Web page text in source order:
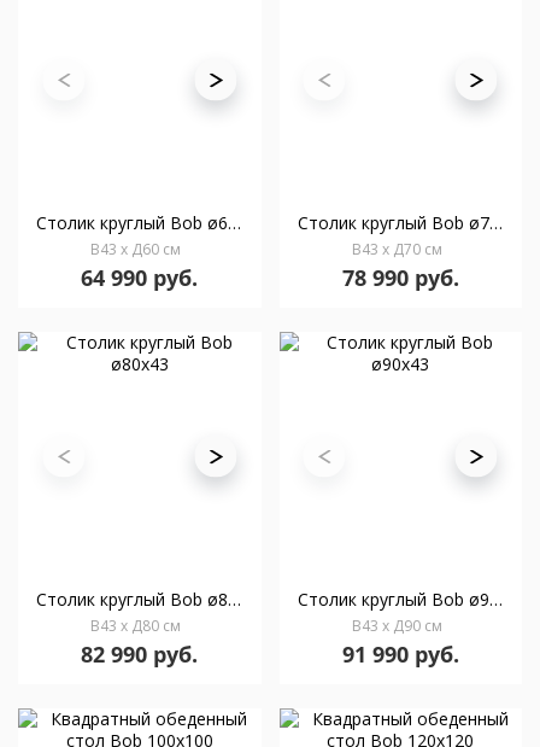
Столик круглый Bob ø60х43
В43 x Д60 см
64 990 руб.
Столик круглый Bob ø70х43
В43 x Д70 см
78 990 руб.
Столик круглый Bob ø80х43
В43 x Д80 см
82 990 руб.
Столик круглый Bob ø90х43
В43 x Д90 см
91 990 руб.